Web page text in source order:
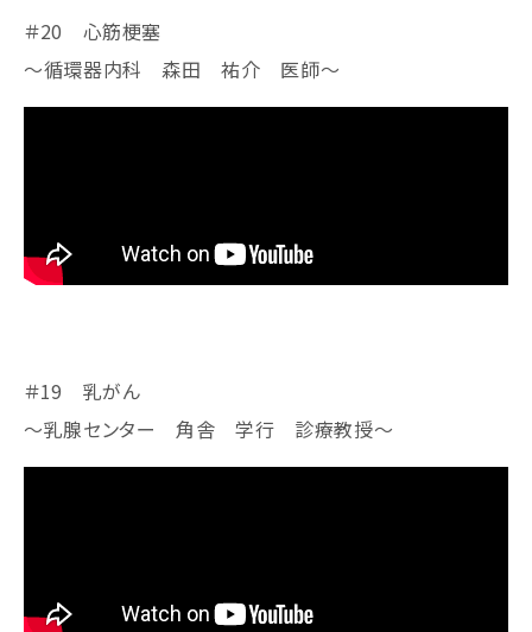
＃20 心筋梗塞
～循環器内科 森田 祐介 医師～
＃19 乳がん
～乳腺センター 角舎 学行 診療教授～